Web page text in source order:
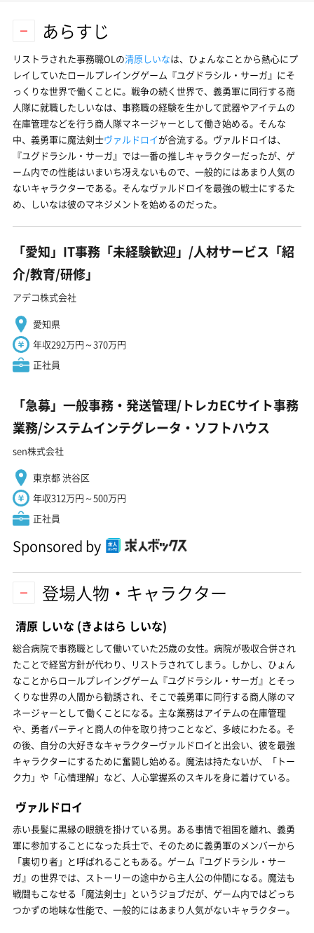
あらすじ
リストラされた事務職OLの清原しいなは、ひょんなことから熱心にプ
レイしていたロールプレイングゲーム『ユグドラシル・サーガ』にそ
っくりな世界で働くことに。戦争の続く世界で、義勇軍に同行する商
人隊に就職したしいなは、事務職の経験を生かして武器やアイテムの
在庫管理などを行う商人隊マネージャーとして働き始める。そんな
中、義勇軍に魔法剣士ヴァルドロイが合流する。ヴァルドロイは、
『ユグドラシル・サーガ』では一番の推しキャラクターだったが、ゲ
ーム内での性能はいまいち冴えないもので、一般的にはあまり人気の
ないキャラクターである。そんなヴァルドロイを最強の戦士にするた
め、しいなは彼のマネジメントを始めるのだった。
「愛知」IT事務「未経験歓迎」/人材サービス「紹
介/教育/研修」
アデコ株式会社
愛知県
年収292万円～370万円
正社員
「急募」一般事務・発送管理/トレカECサイト事務
業務/システムインテグレータ・ソフトハウス
sen株式会社
東京都 渋谷区
年収312万円～500万円
正社員
Sponsored by
登場人物・キャラクター
清原 しいな (きよはら しいな)
総合病院で事務職として働いていた25歳の女性。病院が吸収合併され
たことで経営方針が代わり、リストラされてしまう。しかし、ひょん
なことからロールプレイングゲーム『ユグドラシル・サーガ』とそっ
くりな世界の人間から勧誘され、そこで義勇軍に同行する商人隊のマ
ネージャーとして働くことになる。主な業務はアイテムの在庫管理
や、勇者パーティと商人の仲を取り持つことなど、多岐にわたる。そ
の後、自分の大好きなキャラクターヴァルドロイと出会い、彼を最強
キャラクターにするために奮闘し始める。魔法は持たないが、「トー
ク力」や「心情理解」など、人心掌握系のスキルを身に着けている。
ヴァルドロイ
赤い長髪に黒縁の眼鏡を掛けている男。ある事情で祖国を離れ、義勇
軍に参加することになった兵士で、そのために義勇軍のメンバーから
「裏切り者」と呼ばれることもある。ゲーム『ユグドラシル・サー
ガ』の世界では、ストーリーの途中から主人公の仲間になる。魔法も
戦闘もこなせる「魔法剣士」というジョブだが、ゲーム内ではどっち
つかずの地味な性能で、一般的にはあまり人気がないキャラクター。